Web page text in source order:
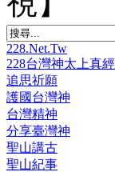
228.Net.Tw
228台灣神太上真經
追思祈願
護國台灣神
台灣精神
分享臺灣神
聖山講古
聖山紀事